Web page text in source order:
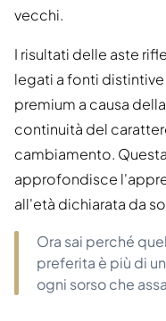
vecchi.
I risultati delle aste
legati a fonti
premium a causa
continuità del
cambiamento.
approfondisce
all'età dichiarata da
Ora sai perché
preferita è più di
ogni sorso che